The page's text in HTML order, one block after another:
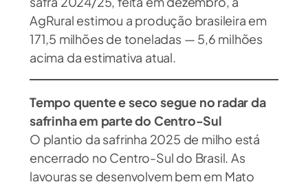
AgRural estimou a produção brasileira em
171,5 milhões de toneladas — 5,6 milhões
acima da estimativa atual.
Tempo quente e seco segue no radar da
safrinha em parte do Centro-Sul
O plantio da safrinha 2025 de milho está
encerrado no Centro-Sul do Brasil. As
lavouras se desenvolvem bem em Mato